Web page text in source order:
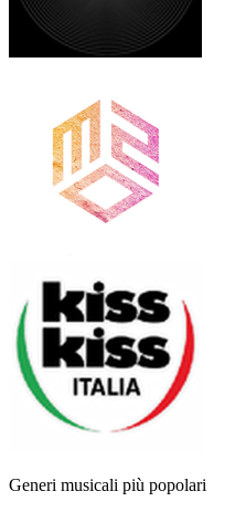
Generi musicali più popolari